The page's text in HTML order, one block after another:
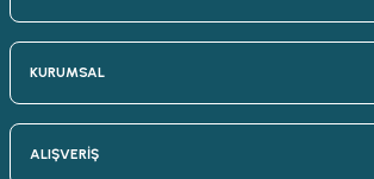
KURUMSAL
ALIŞVERİŞ